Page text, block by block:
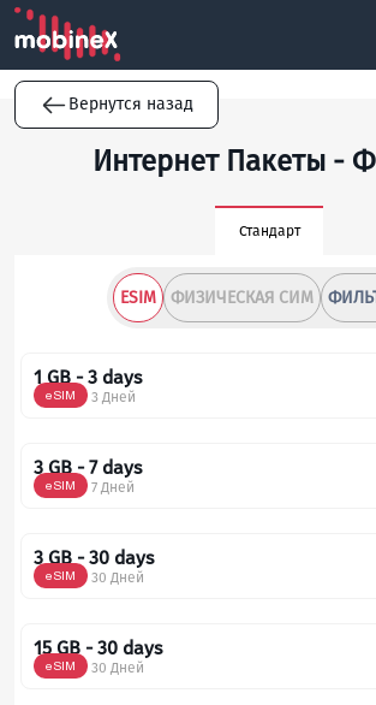
Вернутся назад
Интернет Пакеты -
Стандарт
ESIM ФИЗИЧЕСКАЯ СИМ
1 GB - 3 days
eSIM 3 Дней
3 GB - 7 days
eSIM 7 Дней
3 GB - 30 days
eSIM 30 Дней
15 GB - 30 days
eSIM 30 Дней